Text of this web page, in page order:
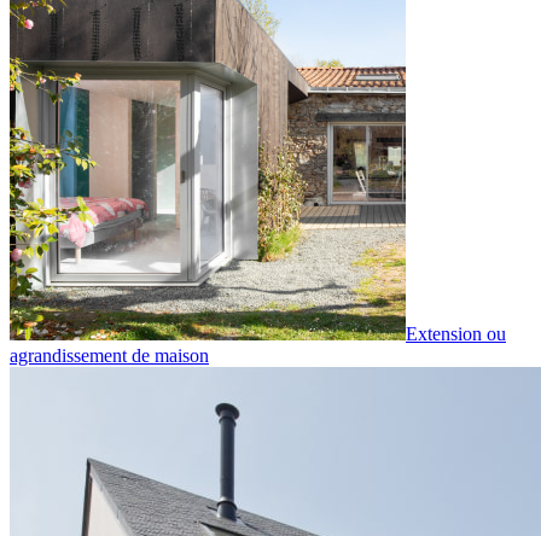
Extension ou
agrandissement de maison